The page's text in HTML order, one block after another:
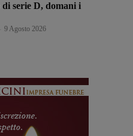
serie D, domani i
9 Agosto 2026